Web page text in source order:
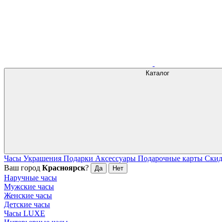
Каталог
Часы Украшения Подарки Аксессуары Подарочные карты
Ваш город Красноярск? Да Нет
Наручные часы
Мужские часы
Женские часы
Детские часы
Часы LUXE